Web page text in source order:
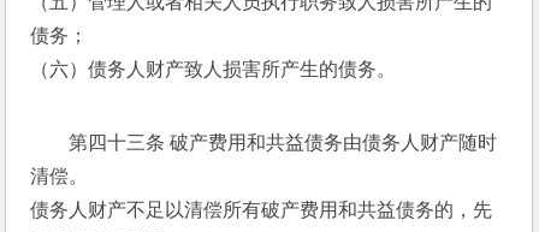
债务；
（六）债务人财产致人损害所产生的债务。
第四十三条 破产费用和共益债务由债务人财产随时
清偿。
债务人财产不足以清偿所有破产费用和共益债务的，先